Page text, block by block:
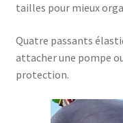
tailles pour mieux
Quatre passants
attacher une pompe
protection.